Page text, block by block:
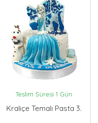
Teslim Süresi 1 Gün
Kraliçe Temalı Pasta 3.